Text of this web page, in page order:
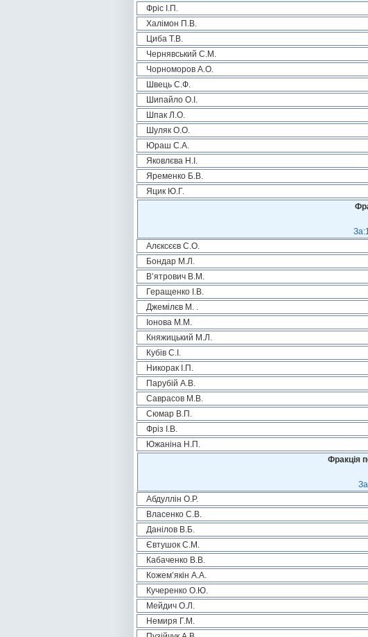
Фріс І.П.
Халімон П.В.
Циба Т.В.
Чернявський С.М.
Чорноморов А.О.
Швець С.Ф.
Шипайло О.І.
Шпак Л.О.
Шуляк О.О.
Юраш С.А.
Яковлєва Н.І.
Яременко Б.В.
Яцик Ю.Г.
Алєксєєв С.О.
Бондар М.Л.
В’ятрович В.М.
Геращенко І.В.
Джемілєв М. .
Іонова М.М.
Княжицький М.Л.
Кубів С.І.
Никорак І.П.
Парубій А.В.
Саврасов М.В.
Сюмар В.П.
Фріз І.В.
Южаніна Н.П.
Фракція
Абдуллін О.Р.
Власенко С.В.
Данілов В.Б.
Євтушок С.М.
Кабаченко В.В.
Кожем’якін А.А.
Кучеренко О.Ю.
Мейдич О.Л.
Немиря Г.М.